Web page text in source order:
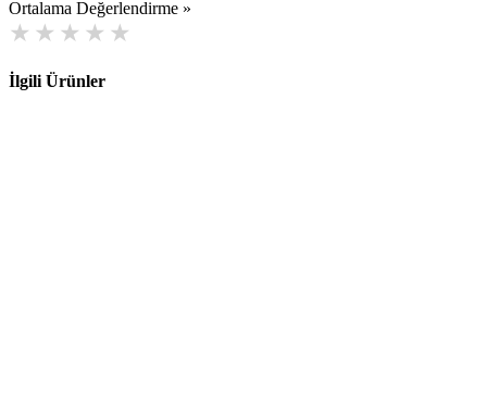
Ortalama Değerlendirme »
İlgili Ürünler